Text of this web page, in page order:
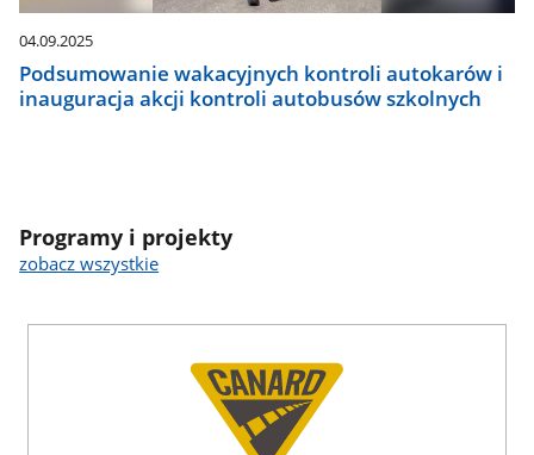
04.09.2025
Podsumowanie wakacyjnych kontroli autokarów i
inauguracja akcji kontroli autobusów szkolnych
Programy i projekty
zobacz wszystkie